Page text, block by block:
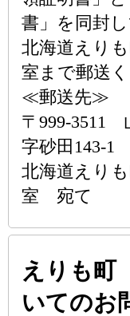
書」を同封
北海道えり
室まで郵送く
≪郵送先≫
〒999-3511
字砂田143-1
北海道えり
室 宛て
えりも
いてのお